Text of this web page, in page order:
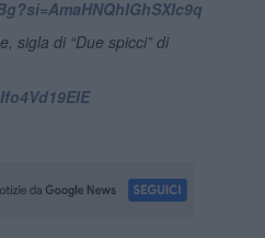
sigla di “Due spicci” di